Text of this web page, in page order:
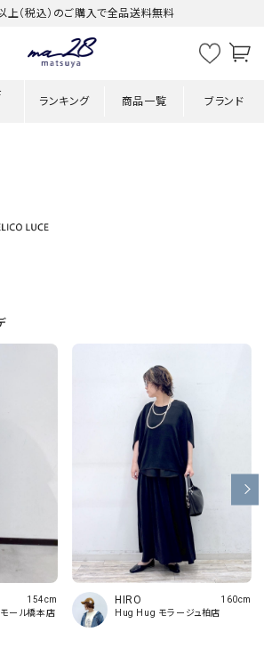
上（税込）のご購入で全品送料無料
ランキング 商品一覧 ブランド
ール橋本店
154cm HIRO
Hug Hug モラージュ柏店
160cm